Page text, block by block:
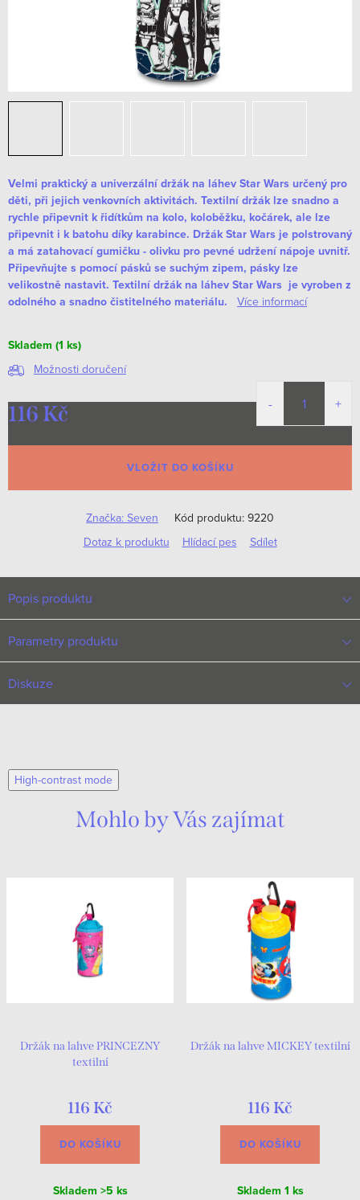
Velmi praktický a univerzální držák na láhev Star Wars určený pro
děti, při jejich venkovních aktivitách. Textilní držák lze snadno a
rychle připevnit k řidítkům na kolo, koloběžku, kočárek, ale lze
připevnit i k batohu díky karabince. Držák Star Wars je polstrovaný
a má zatahovací gumičku - olivku pro pevné udržení nápoje uvnitř.
Připevňujte s pomocí pásků se suchým zipem, pásky lze
velikostně nastavit. Textilní držák na láhev Star Wars je vyroben z
odolného a snadno čistitelného materiálu.
Více informací
Skladem (1 ks)
Možnosti doručení
116 Kč
cena:
VLOŽIT DO KOŠÍKU
Značka: Seven Kód produktu: 9220
Dotaz k produktu
Hlídací pes Sdílet
Popis produktu
Parametry produktu
Diskuze
High-contrast mode
Mohlo by Vás zajímat
Držák na lahve PRINCEZNY
textilní
116 Kč
DO KOŠÍKU
Skladem >5 ks
Držák na lahve MICKEY textilní
116 Kč
DO KOŠÍKU
Skladem 1 ks